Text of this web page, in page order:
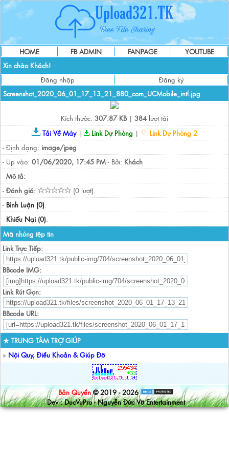
HOME FB ADMIN FANPAGE
YOUTUBE
Xin chào Khách!
Đăng nhập
Đăng ký
Screenshot_2020_06_01_17_13_21_880_com_UCMobile_intl.jpg
Kích thước: 307.87 KB| 384 lượt tải
Tải Về Máy| Link Dự Phòng |
Link Dự Phòng 2
- Định dạng: image/jpeg
- Up vào: 01/06/2020, 17:45 PM - Bởi: Khách
- Mô tả:
- Đánh giá:
(0 lượt).
- Bình Luận (0).
- Khiếu Nại (0).
Mã nhúng tệp tin
Link Trực Tiếp:
BBcode IMG:
Link Rút Gọn:
BBcode URL:
★ TRUNG TÂM TRỢ GIÚP
» Nội Quy, Điều Khoản & Giúp Đỡ
Bản Quyền © 2019 - 2026
Dev : DucVuPro - Nguyễn Đức Vũ Entertainment